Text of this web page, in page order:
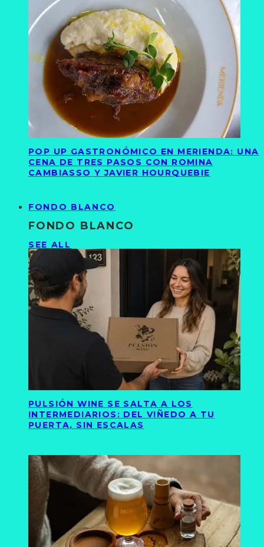
POP UP GASTRONÓMICO EN MERIENDA: UNA
CENA DE TRES PASOS CON ROMINA
CAMBIASSO Y JAVIER HOURQUEBIE
FONDO BLANCO
FONDO BLANCO
SEE ALL
PULSIÓN WINE SE SALTA A LOS
INTERMEDIARIOS: DEL VIÑEDO A TU
PUERTA, SIN ESCALAS